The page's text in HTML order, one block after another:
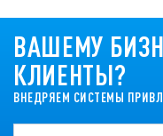
ВАШЕМУ
КЛИЕНТЫ?
ВНЕДРЯЕМ СИСТЕМЫ